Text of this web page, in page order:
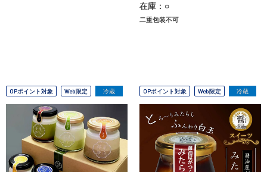
在庫：○
二重包装不可
OPポイント対象 Web限定 冷蔵 OPポイント対象 Web限定 冷蔵